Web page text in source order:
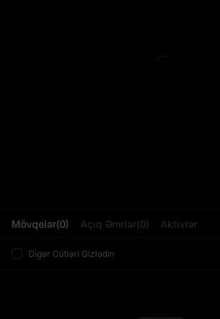
Mövqelər(0) Açıq Əmrlər(0) Aktivlər
Digər Cütləri Gizlədin